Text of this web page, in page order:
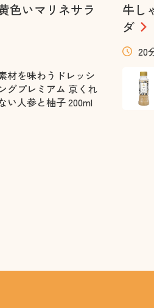
色いマリネサラ
材を味わうドレッシ
ングプレミアム 京くれ
い人参と柚子 200ml
牛し
ダ
20